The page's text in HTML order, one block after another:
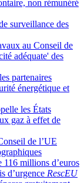
non rémunéré
surveillance des
au Conseil de
adéquate' des
partenaires
énergétique et
les États
gaz à effet de
de l’UE
116 millions d’euros
d’urgence RescEU